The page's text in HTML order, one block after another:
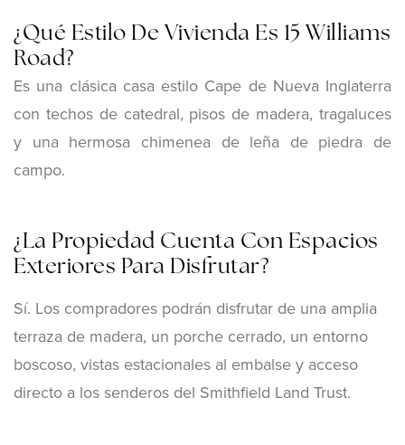
¿Qué Estilo De Vivienda Es 15 Williams
Road?
Es una clásica casa estilo Cape de Nueva Inglaterra
con techos de catedral, pisos de madera, tragaluces
y una hermosa chimenea de leña de piedra de
campo.
¿La Propiedad Cuenta Con Espacios
Exteriores Para Disfrutar?
Sí. Los compradores podrán disfrutar de una amplia
terraza de madera, un porche cerrado, un entorno
boscoso, vistas estacionales al embalse y acceso
directo a los senderos del Smithfield Land Trust.